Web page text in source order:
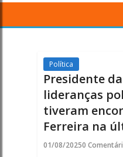
da
região
Política
Presidente
lideranças
tiveram
Ferreira na
01/08/20250